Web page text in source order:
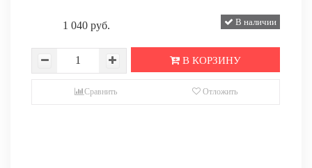
1 040 руб. В наличии
В КОРЗИНУ
Сравнить Отложить